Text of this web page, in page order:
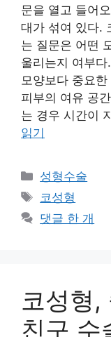
문을 열고 들어
대가 섞여 있다.
는 질문은 어떤
울리는지 여부
모양보다 중요
피부의 여유 공
는 경우 시간이
읽기
카
테
리
성형수술
태
그
코성형
댓글 한 개
코성형,
친구 수